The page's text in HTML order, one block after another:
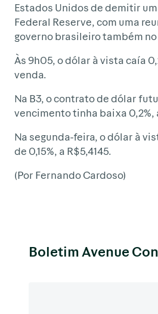
Estados Unidos de demitir
Federal Reserve, com uma
governo brasileiro também
Às 9h05, o dólar à vista caía
venda.
Na B3, o contrato de dólar
vencimento tinha baixa 0,2%,
Na segunda-feira, o dólar à
de 0,15%, a R$5,4145.
(Por Fernando Cardoso)
Boletim Avenue